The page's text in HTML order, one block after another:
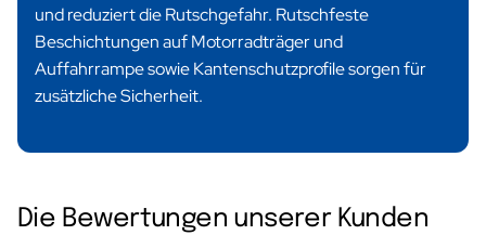
und reduziert die Rutschgefahr. Rutschfeste
Beschichtungen auf Motorradträger und
Auffahrrampe sowie Kantenschutzprofile sorgen für
zusätzliche Sicherheit.
Die Bewertungen unserer Kunden